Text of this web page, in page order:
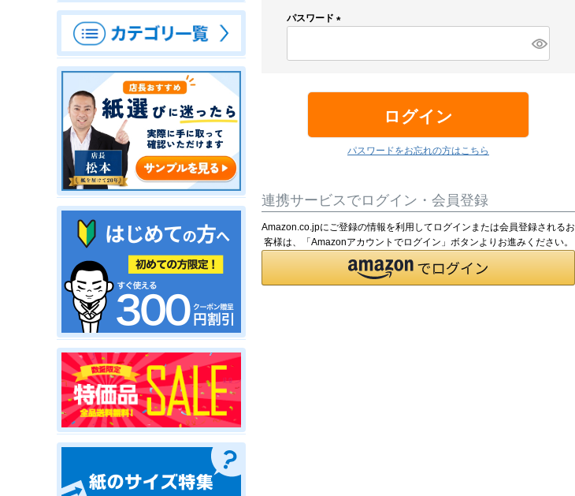
パスワード
ログイン
パスワードをお忘れの方はこちら
連携サービスでログイン・会員登録
Amazon.co.jpにご登録の情報を利用してログインまたは会員登録されるお
客様は、「Amazonアカウントでログイン」ボタンよりお進みください。